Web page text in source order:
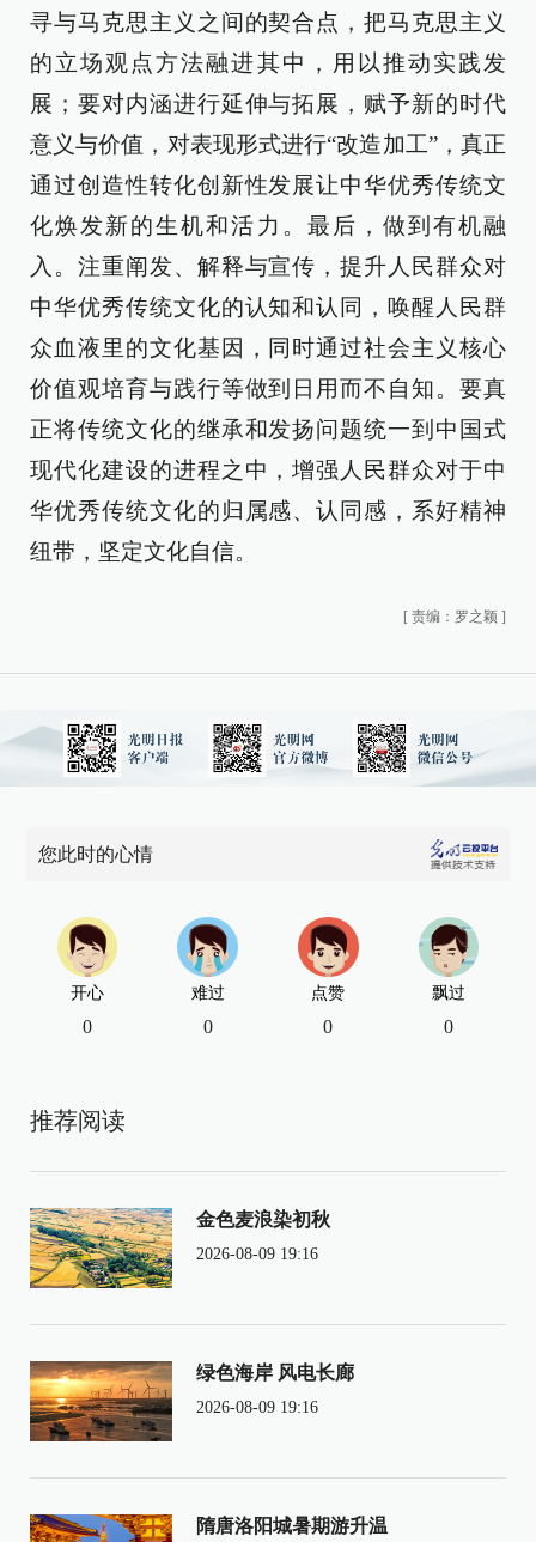
寻与马克思主义之间的契合点，把马克思主义
的立场观点方法融进其中，用以推动实践发
展；要对内涵进行延伸与拓展，赋予新的时代
意义与价值，对表现形式进行“改造加工”，真正
通过创造性转化创新性发展让中华优秀传统文
化焕发新的生机和活力。最后，做到有机融
入。注重阐发、解释与宣传，提升人民群众对
中华优秀传统文化的认知和认同，唤醒人民群
众血液里的文化基因，同时通过社会主义核心
价值观培育与践行等做到日用而不自知。要真
正将传统文化的继承和发扬问题统一到中国式
现代化建设的进程之中，增强人民群众对于中
华优秀传统文化的归属感、认同感，系好精神
纽带，坚定文化自信。
[ 责编：罗之颖 ]
您此时的心情
开心
0
难过
0
点赞
0
飘过
0
推荐阅读
金色麦浪染初秋
2026-08-09 19:16
绿色海岸 风电长廊
2026-08-09 19:16
隋唐洛阳城暑期游升温